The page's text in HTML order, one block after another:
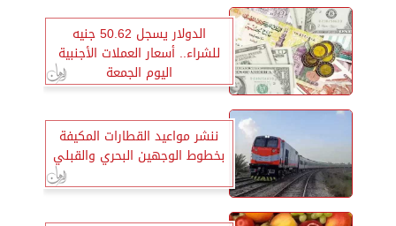
الدولار يسجل 50.62 جنيه
للشراء.. أسعار العملات الأجنبية
اليوم الجمعة
ننشر مواعيد القطارات المكيفة
بخطوط الوجهين البحري والقبلي